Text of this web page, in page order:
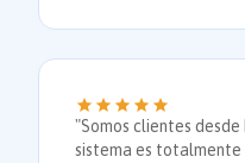
"Somos clientes desde
sistema es totalmente